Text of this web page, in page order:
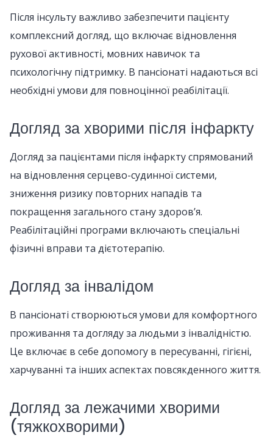
Після інсульту важливо забезпечити пацієнту
комплексний догляд, що включає відновлення
рухової активності, мовних навичок та
психологічну підтримку. В пансіонаті надаються всі
необхідні умови для повноцінної реабілітації.
Догляд за хворими після інфаркту
Догляд за пацієнтами після інфаркту спрямований
на відновлення серцево-судинної системи,
зниження ризику повторних нападів та
покращення загального стану здоров’я.
Реабілітаційні програми включають спеціальні
фізичні вправи та дієтотерапію.
Догляд за інвалідом
В пансіонаті створюються умови для комфортного
проживання та догляду за людьми з інвалідністю.
Це включає в себе допомогу в пересуванні, гігієні,
харчуванні та інших аспектах повсякденного життя.
Догляд за лежачими хворими
(тяжкохворими)